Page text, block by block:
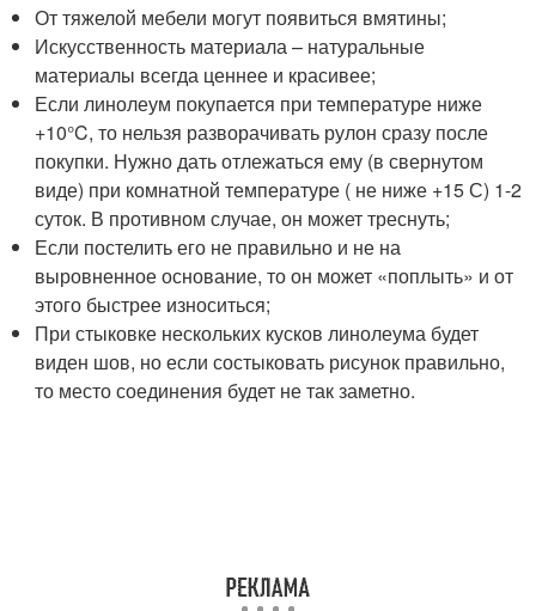
От тяжелой мебели могут появиться вмятины;
Искусственность материала – натуральные
материалы всегда ценнее и красивее;
Если линолеум покупается при температуре ниже
+10°C, то нельзя разворачивать рулон сразу после
покупки. Нужно дать отлежаться ему (в свернутом
виде) при комнатной температуре ( не ниже +15 С) 1-2
суток. В противном случае, он может треснуть;
Если постелить его не правильно и не на
выровненное основание, то он может «поплыть» и от
этого быстрее износиться;
При стыковке нескольких кусков линолеума будет
виден шов, но если состыковать рисунок правильно,
то место соединения будет не так заметно.